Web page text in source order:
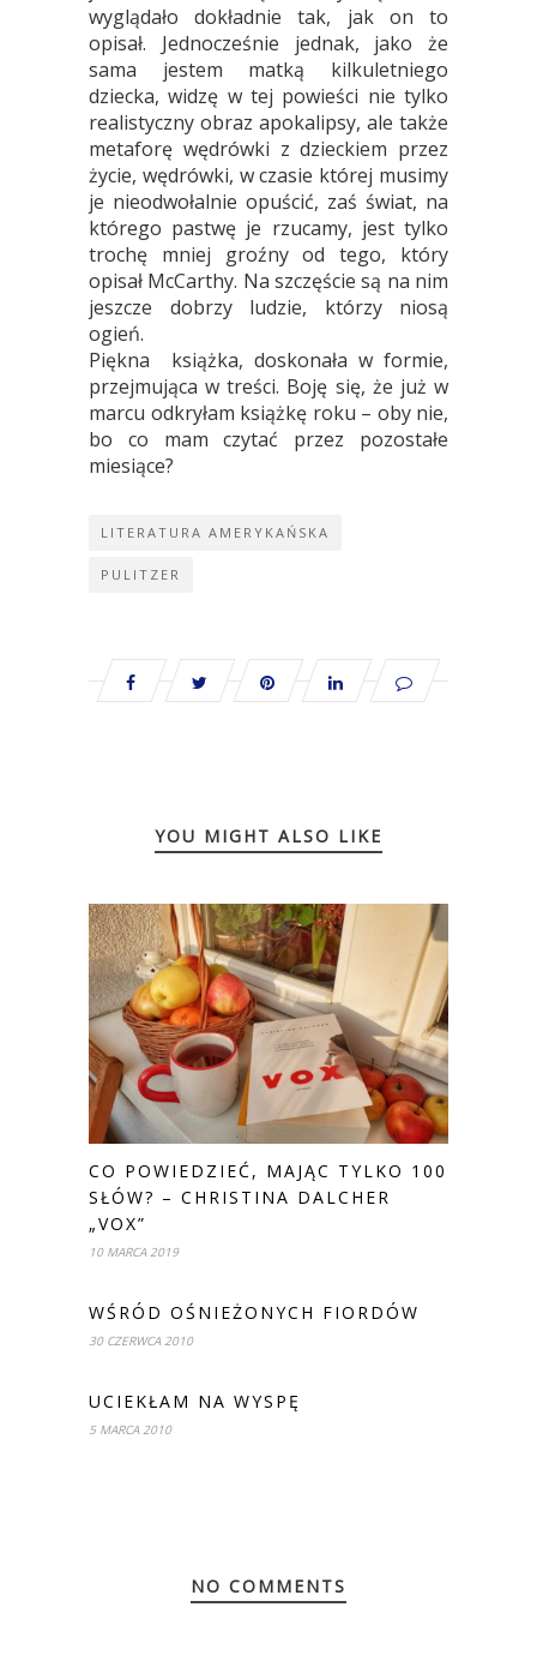
wyglądało dokładnie tak, jak on to
opisał. Jednocześnie jednak, jako że
sama jestem matką kilkuletniego
dziecka, widzę w tej powieści nie tylko
realistyczny obraz apokalipsy, ale także
metaforę wędrówki z dzieckiem przez
życie, wędrówki, w czasie której musimy
je nieodwołalnie opuścić, zaś świat, na
którego pastwę je rzucamy, jest tylko
trochę mniej groźny od tego, który
opisał McCarthy. Na szczęście są na nim
jeszcze dobrzy ludzie, którzy niosą
ogień.
Piękna książka, doskonała w formie,
przejmująca w treści. Boję się, że już w
marcu odkryłam książkę roku – oby nie,
bo co mam czytać przez pozostałe
miesiące?
LITERATURA AMERYKAŃSKA
PULITZER
YOU MIGHT ALSO LIKE
CO POWIEDZIEĆ, MAJĄC TYLKO 100
SŁÓW? – CHRISTINA DALCHER
„VOX”
10 MARCA 2019
WŚRÓD OŚNIEŻONYCH FIORDÓW
30 CZERWCA 2010
UCIEKŁAM NA WYSPĘ
5 MARCA 2010
NO COMMENTS